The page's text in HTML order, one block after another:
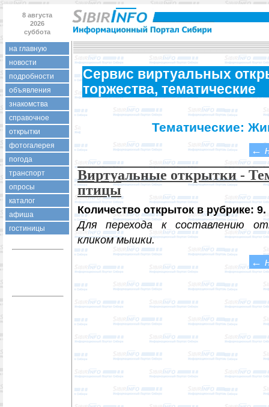
8 августа
2026
суббота
на главную
новости
подробности
объявления
знакомства
справочное
открытки
фотогалерея
погода
транспорт
опросы
каталог
афиша
гостиницы
Сервис виртуальных
торжества, тематические
Тематические:
←
Виртуальные открытки -
птицы
Количество открыток в рубрике: 9.
Для перехода к составлению
кликом мышки.
←